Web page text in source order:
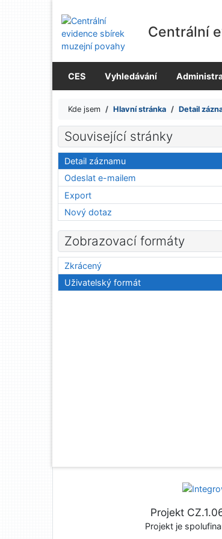
Přejít na menu
Prohlášení o webové přístupnosti
Centrální
CES Vyhledávání
Kde jsem Hlavní stránka Detail
Související stránky
Detail záznamu
Odeslat e-mailem
Export
Nový dotaz
Zobrazovací formáty
Zkrácený
Uživatelský formát
Projekt
Projekt je